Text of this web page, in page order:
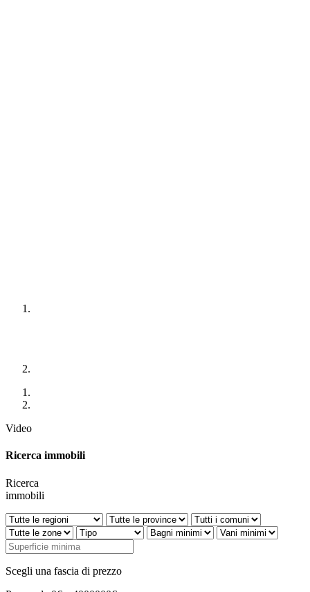
Video
Ricerca immobili
Ricerca
immobili
Scegli una fascia di prezzo